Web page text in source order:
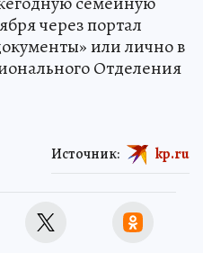
через портал
или лично в
Отделения
Источник: kp.ru